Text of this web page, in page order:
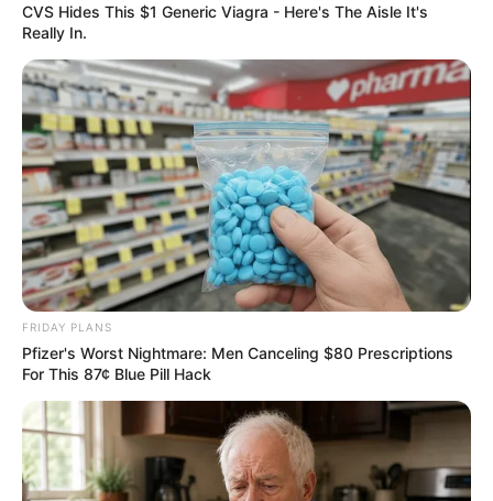
CVS Hides This $1 Generic Viagra - Here's The Aisle It's
Really In.
FRIDAY PLANS
Pfizer's Worst Nightmare: Men Canceling $80 Prescriptions
For This 87¢ Blue Pill Hack